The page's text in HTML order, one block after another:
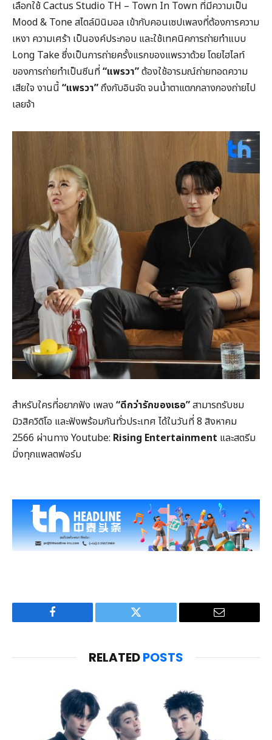
เลือกใช้ Cactus Studio TH – Town In Town ที่มีความเป็น
Mood & Tone สไตล์มินิมอล เข้ากับคอนเซปเพลงที่ต้องการความ
เหงา ความเศร้า เป็นองค์ประกอบ และใช้เทคนิคการถ่ายทำแบบ
Long Take ซึ่งเป็นการถ่ายครั้งแรกของแพรวาด้วย โดยไฮไลท์
ของการถ่ายทำเป็นซีนที่“แพรวา”ต้องใช้อารมณ์ถ่ายทอดความ
เสียใจ งานนี้ “แพรวา”ถึงกับอินจัด จนน้ำตาแตกกลางกองถ่ายไป
เลยจ้า
สำหรับใครที่อยากฟัง เพลง “ดีกว่ารักของเธอ”สามารถรับชม
มิวสิควิดิโอ และฟังพร้อมกันทั่วประเทศ ได้ในวันที่ 8 สิงหาคม
2566 ผ่านทาง Youtube: Rising Entertainment และสตรีม
มิ่งทุกแพลตฟอร์ม
Facebook Twitter Email
RELATEDPOSTS